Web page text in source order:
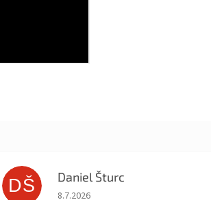
DŠ Daniel Šturc
Hodnocení obchodu je 5 z 5 hvězdiček.
8.7.2026